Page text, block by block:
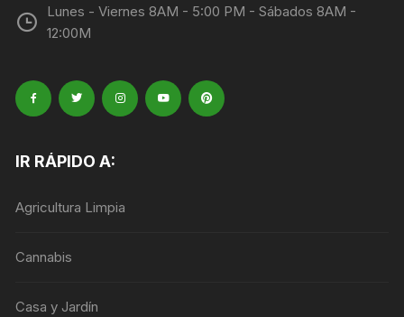
Lunes - Viernes 8AM - 5:00 PM - Sábados 8AM -
12:00M
IR RÁPIDO A:
Agricultura Limpia
Cannabis
Casa y Jardín